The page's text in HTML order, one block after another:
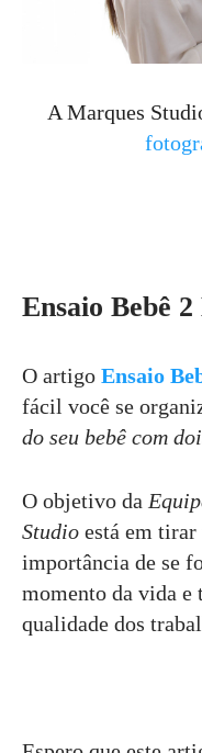
A Marques
Ensaio Bebê
O artigo Ensaio
fácil você se
do seu bebê com
O objetivo da
Studio está em tirar
importância de se
momento da vida e
qualidade dos